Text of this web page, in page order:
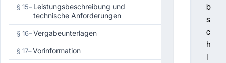
§ 15–Leistungsbeschreibung und
technische Anforderungen
§ 16–Vergabeunterlagen
§ 17–Vorinformation
b
s
c
h
l